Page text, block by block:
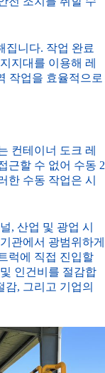
집니다. 작업 완료
지대를 이용해 레
작업을 효율적으로
컨테이너 도크 레
근할 수 없어 수동 2
한 수동 작업은 시
, 산업 및 광업 시
관에서 광범위하게
럭에 직접 진입할
인건비를 절감합
감, 그리고 기업의